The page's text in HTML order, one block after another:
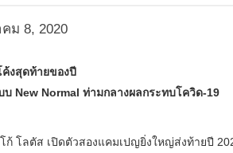
ม 8, 2020
งสุดท้ายของปี
New Normal ท่ามกลางผลกระทบโควิด-19
ก้ โลตัส เปิดตัวสองแคมเปญยิ่งใหญ่ส่งท้ายปี